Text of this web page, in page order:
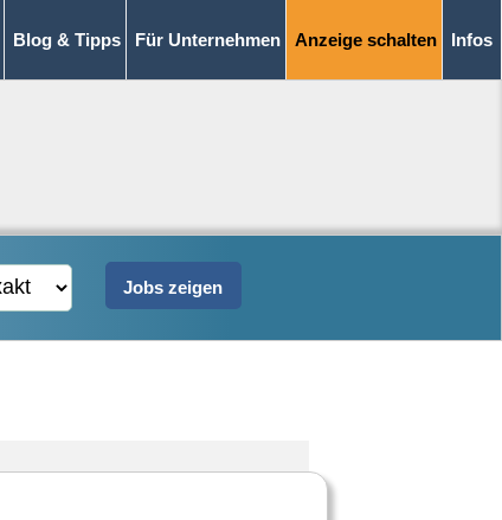
Blog & Tipps Für Unternehmen Anzeige schalten Infos